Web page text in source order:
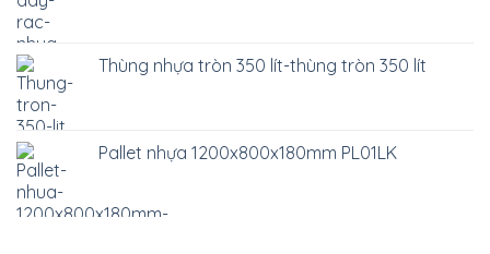
Thùng nhựa tròn 350 lít-thùng tròn 350 lít
Pallet nhựa 1200x800x180mm PL01LK